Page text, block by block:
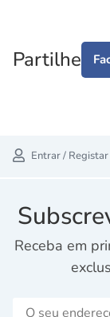
Partilhe
Entrar / Registar
Receba em